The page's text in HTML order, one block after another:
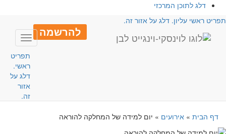
דלג לתוכן המרכזי
ראשי עליון. דלג על אזור זה.
להרשמה
Toggle
תפריט
ראשי.
דלג על
אזור
זה.
דף הבית» אירועים» יום למידה של המחלקה להוראה